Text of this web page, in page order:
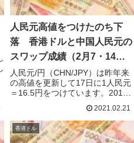
人民元高値をつけたのち下
落 香港ドルと中国人民元の
スワップ成績（2月7・14日
週）
人民元/円（CHN/JPY）は昨年来
の高値を更新して17日に1人民元
＝16.5円をつけています。2019
年5月以来の高値ですが、その後
は下落しています。もう少し上下
すると売り買いできるのですが、
上昇しっぱなしで、新たなポジシ
2021.02.21
香港ドル